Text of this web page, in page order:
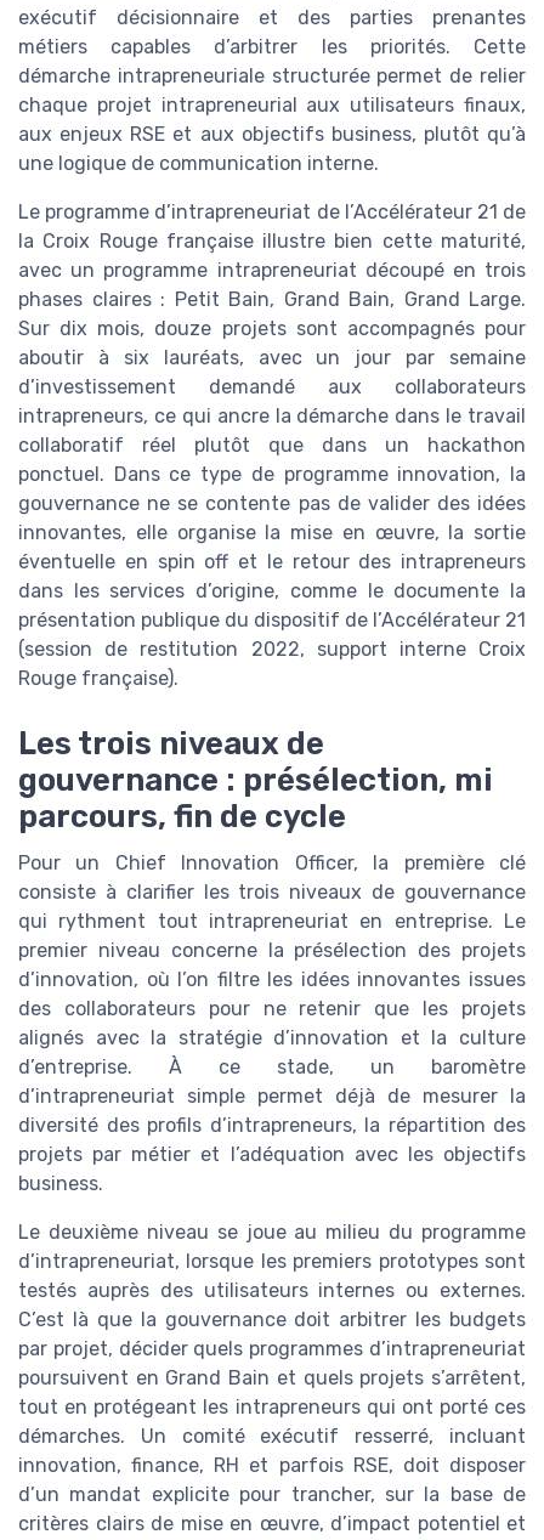
exécutif décisionnaire et des parties prenantes
métiers capables d’arbitrer les priorités. Cette
démarche intrapreneuriale structurée permet de relier
chaque projet intrapreneurial aux utilisateurs finaux,
aux enjeux RSE et aux objectifs business, plutôt qu’à
une logique de communication interne.
Le programme d’intrapreneuriat de l’Accélérateur 21 de
la Croix Rouge française illustre bien cette maturité,
avec un programme intrapreneuriat découpé en trois
phases claires : Petit Bain, Grand Bain, Grand Large.
Sur dix mois, douze projets sont accompagnés pour
aboutir à six lauréats, avec un jour par semaine
d’investissement demandé aux collaborateurs
intrapreneurs, ce qui ancre la démarche dans le travail
collaboratif réel plutôt que dans un hackathon
ponctuel. Dans ce type de programme innovation, la
gouvernance ne se contente pas de valider des idées
innovantes, elle organise la mise en œuvre, la sortie
éventuelle en spin off et le retour des intrapreneurs
dans les services d’origine, comme le documente la
présentation publique du dispositif de l’Accélérateur 21
(session de restitution 2022, support interne Croix
Rouge française).
Les trois niveaux de
gouvernance : présélection, mi
parcours, fin de cycle
Pour un Chief Innovation Officer, la première clé
consiste à clarifier les trois niveaux de gouvernance
qui rythment tout intrapreneuriat en entreprise. Le
premier niveau concerne la présélection des projets
d’innovation, où l’on filtre les idées innovantes issues
des collaborateurs pour ne retenir que les projets
alignés avec la stratégie d’innovation et la culture
d’entreprise. À ce stade, un baromètre
d’intrapreneuriat simple permet déjà de mesurer la
diversité des profils d’intrapreneurs, la répartition des
projets par métier et l’adéquation avec les objectifs
business.
Le deuxième niveau se joue au milieu du programme
d’intrapreneuriat, lorsque les premiers prototypes sont
testés auprès des utilisateurs internes ou externes.
C’est là que la gouvernance doit arbitrer les budgets
par projet, décider quels programmes d’intrapreneuriat
poursuivent en Grand Bain et quels projets s’arrêtent,
tout en protégeant les intrapreneurs qui ont porté ces
démarches. Un comité exécutif resserré, incluant
innovation, finance, RH et parfois RSE, doit disposer
d’un mandat explicite pour trancher, sur la base de
critères clairs de mise en œuvre, d’impact potentiel et